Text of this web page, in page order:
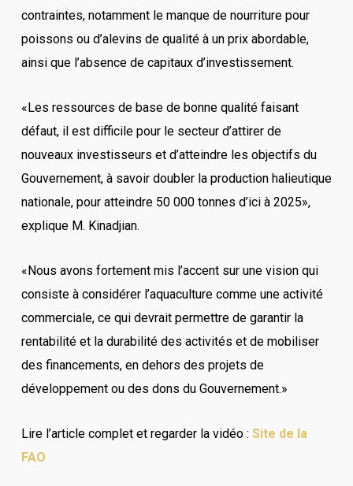
contraintes, notamment le manque de nourriture pour
poissons ou d’alevins de qualité à un prix abordable,
ainsi que l’absence de capitaux d’investissement.
«Les ressources de base de bonne qualité faisant
défaut, il est difficile pour le secteur d’attirer de
nouveaux investisseurs et d’atteindre les objectifs du
Gouvernement, à savoir doubler la production halieutique
nationale, pour atteindre 50 000 tonnes d’ici à 2025»,
explique M. Kinadjian.
«Nous avons fortement mis l’accent sur une vision qui
consiste à considérer l’aquaculture comme une activité
commerciale, ce qui devrait permettre de garantir la
rentabilité et la durabilité des activités et de mobiliser
des financements, en dehors des projets de
développement ou des dons du Gouvernement.»
Lire l’article complet et regarder la vidéo : Site de la
FAO